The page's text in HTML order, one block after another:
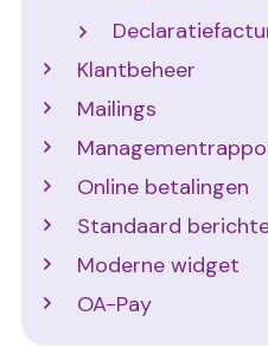
Klantbeheer
Mailings
Online betalingen
Standaard
Moderne widget
OA-Pay